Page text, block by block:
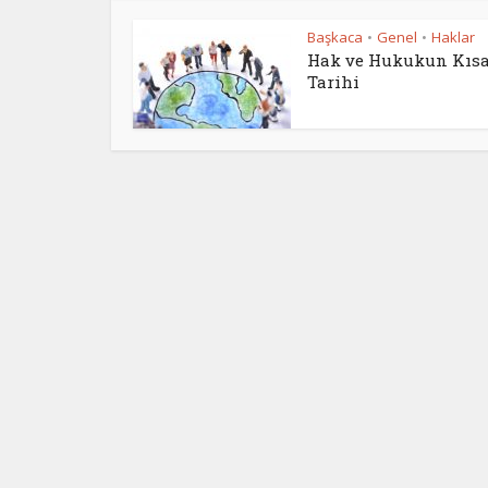
Başkaca • Genel • Haklar
Hak ve Hukukun
Tarihi